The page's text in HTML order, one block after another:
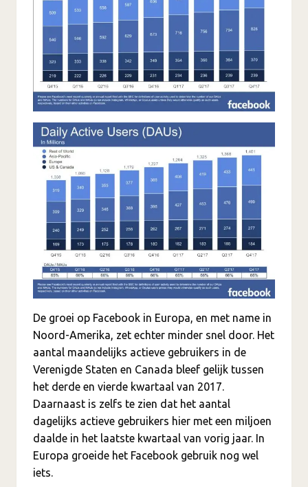
De groei op Facebook in Europa, en met name in
Noord-Amerika, zet echter minder snel door. Het
aantal maandelijks actieve gebruikers in de
Verenigde Staten en Canada bleef gelijk tussen
het derde en vierde kwartaal van 2017.
Daarnaast is zelfs te zien dat het aantal
dagelijks actieve gebruikers hier met een miljoen
daalde in het laatste kwartaal van vorig jaar. In
Europa groeide het Facebook gebruik nog wel
iets.